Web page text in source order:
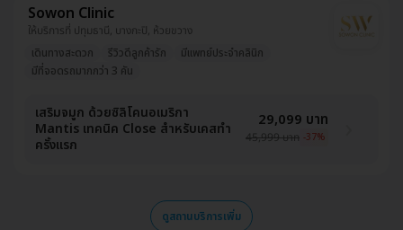
Sowon Clinic
ให้บริการที่ ปทุมธานี, บางกะปิ, ห้วยขวาง
เดินทางสะดวก
รีวิวดีลูกค้ารัก
มีแพทย์ประจำคลินิก
มีที่จอดรถมากกว่า 3 คัน
เสริมจมูก ด้วยซิลิโคนอเมริกา
Mantis เทคนิค Close สำหรับเคสทำ
ครั้งแรก
29,099 บาท
45,999 บาท -37%
ดูสถานบริการเพิ่ม